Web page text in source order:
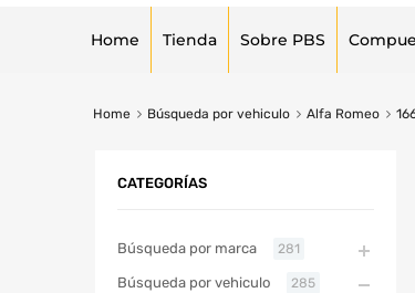
Home Tienda Sobre PBS
Home Búsqueda por vehiculo Alfa Romeo
CATEGORÍAS
Búsqueda por marca 281
Búsqueda por vehiculo 285